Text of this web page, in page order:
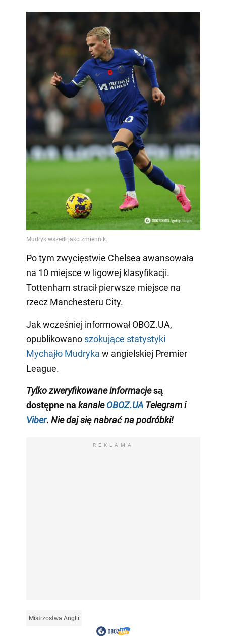
Po tym zwycięstwie Chelsea awansowała
na 10 miejsce w ligowej klasyfikacji.
Tottenham stracił pierwsze miejsce na
rzecz Manchesteru City.
Jak wcześniej informował OBOZ.UA,
opublikowano szokujące statystyki
Mychajło Mudryka w angielskiej Premier
League.
Tylkozweryfikowane informacjesą
dostępne na kanaleOBOZ.UATelegram i
Viber. Nie daj się nabrać na podróbki!
REKLAMA
Mistrzostwa Anglii